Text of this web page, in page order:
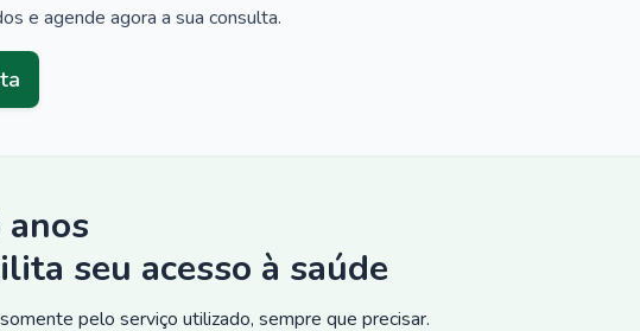
e agende agora a sua consulta.
seu acesso à saúde
pelo serviço utilizado, sempre que precisar.